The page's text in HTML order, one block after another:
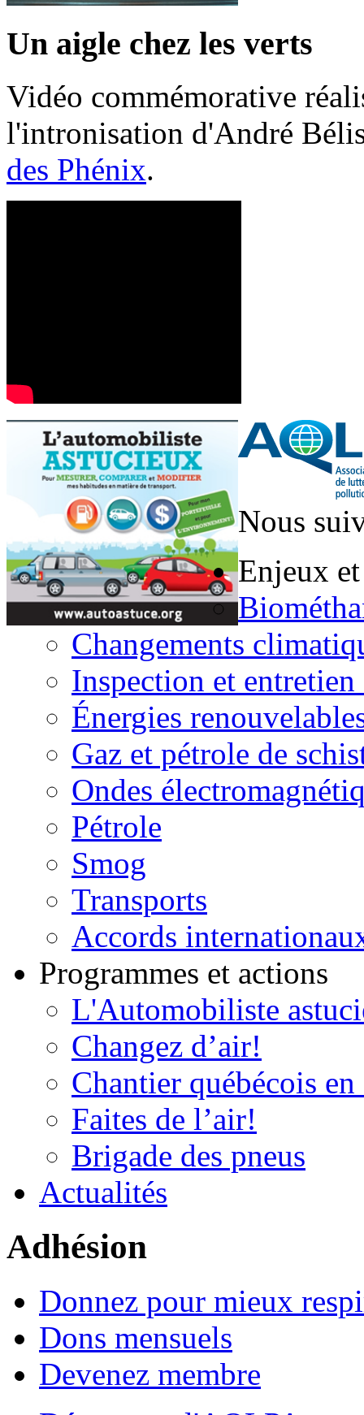
Un aigle chez les verts
Vidéo commémorative
l'intronisation d'André
des Phénix.
Nous
Enjeux
Changements
Inspection et entretien
Énergies
Gaz et pétrole de
Ondes
Pétrole
Smog
Transports
Accords
Programmes et actions
L'Automobiliste
Changez d’air!
Chantier québécois
Faites de l’air!
Brigade des pneus
Actualités
Adhésion
Donnez pour mieux
Dons mensuels
Devenez membre